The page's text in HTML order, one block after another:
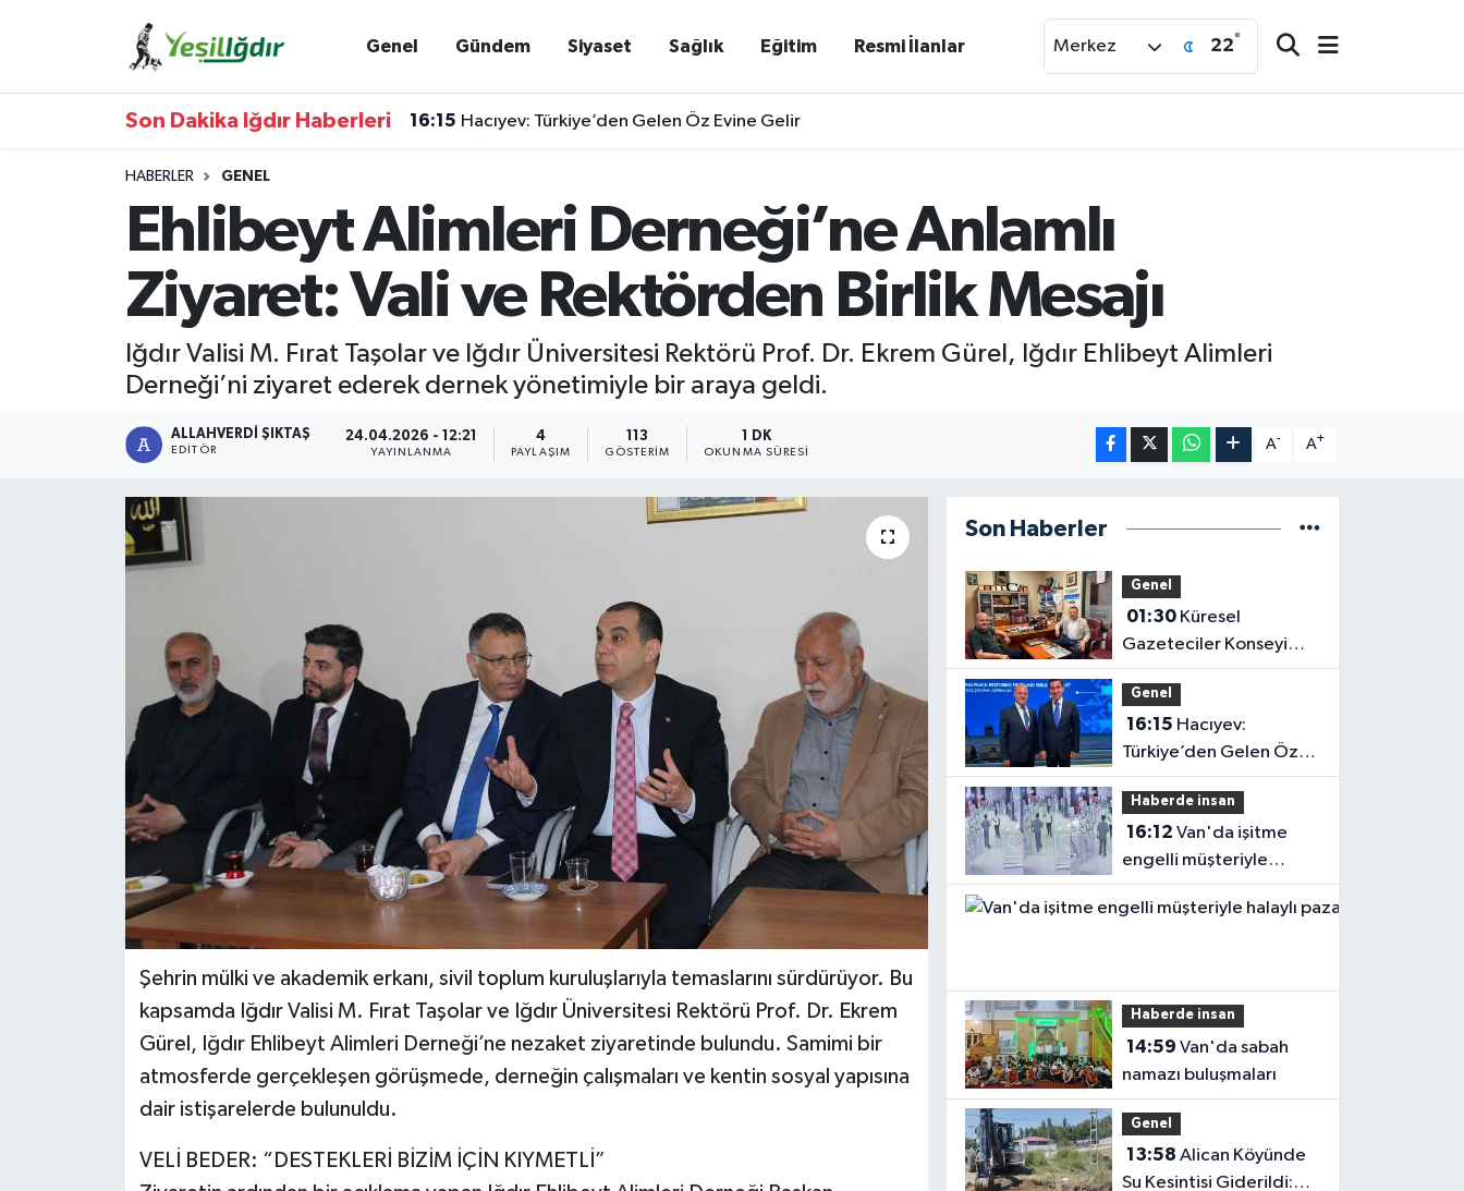
Genel Gündem Siyaset Sağlık Eğitim Resmi İlanlar Merkez 22°
Son Dakika Iğdır Haberleri 16:15 Hacıyev: Türkiye’den Gelen Öz Evine Gelir
HABERLER GENEL
Ehlibeyt Alimleri Derneği’ne Anlamlı
Ziyaret: Vali ve Rektörden Birlik Mesajı
Iğdır Valisi M. Fırat Taşolar ve Iğdır Üniversitesi Rektörü Prof. Dr. Ekrem Gürel, Iğdır Ehlibeyt Alimleri
Derneği’ni ziyaret ederek dernek yönetimiyle bir araya geldi.
ALLAHVERDI ŞIKTAŞ
EDITÖR
24.04.2026 - 12:21
YAYINLANMA
4
PAYLAŞIM
113
GÖSTERIM
1 DK
OKUNMA SÜRESI
A- A+
Şehrin mülki ve akademik erkanı, sivil toplum kuruluşlarıyla temaslarını sürdürüyor. Bu
kapsamda Iğdır Valisi M. Fırat Taşolar ve Iğdır Üniversitesi Rektörü Prof. Dr. Ekrem
Gürel, Iğdır Ehlibeyt Alimleri Derneği’ne nezaket ziyaretinde bulundu. Samimi bir
atmosferde gerçekleşen görüşmede, derneğin çalışmaları ve kentin sosyal yapısına
dair istişarelerde bulunuldu.
VELİ BEDER: “DESTEKLERİ BİZİM İÇİN KIYMETLİ”
Son Haberler
Genel
01:30Küresel
Gazeteciler Konseyi
Başkanı Mehmet Ali
Dim’den Gazetemize
Ziyaret
Genel
16:15
Türkiye’den Gelen Öz
Evine Gelir
Haberde insan
16:12
engelli müşteriyle
halaylı pazarlık
gülümsetti
Haberde insan
14:59
namazı buluşmaları
Genel
13:58
Su Kesintisi Giderildi:
Iğdır Trafik Yoğunluk Haritası
Süper Lig Puan Durumu ve Fikstür
Tüm Manşetler